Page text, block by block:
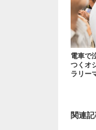
電車で
つくオ
ラリー
関連